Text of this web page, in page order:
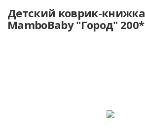
Детский коврик-книжка
MamboBaby "Город"